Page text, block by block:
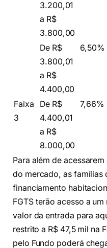
3.200,01
a R$
3.800,00
De R$
3.800,01
a R$
4.400,00
6,50%
Faixa
3
De R$
4.400,01
a R$
8.000,00
7,66%
Para além de
do mercado, as famílias
financiamento
FGTS terão acesso a
valor da entrada para
restrito a R$ 47,5 mil na
pelo Fundo poderá